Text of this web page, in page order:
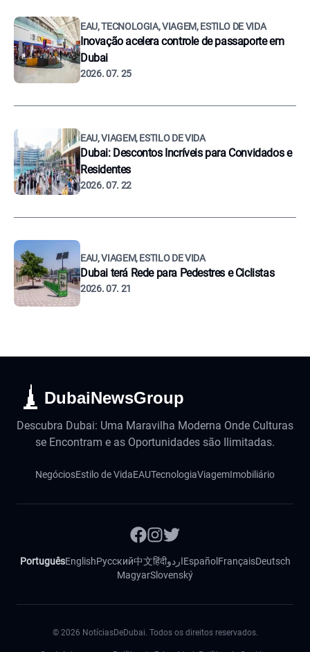
EAU, TECNOLOGIA, VIAGEM, ESTILO DE VIDA
Inovação acelera controle de passaporte em
Dubai
2026. 07. 25
EAU, VIAGEM, ESTILO DE VIDA
Dubai: Descontos Incríveis para Convidados e
Residentes
2026. 07. 22
EAU, VIAGEM, ESTILO DE VIDA
Dubai terá Rede para Pedestres e Ciclistas
2026. 07. 21
DubaiNewsGroup
Descubra Dubai: Uma Maravilha Moderna Onde Culturas
se Encontram e as Oportunidades são Ilimitadas.
NegóciosEstilo de VidaEAUTecnologiaViagemImobiliário
PortuguêsEnglishРусский中文हिंदीاردوEspañol FrançaisDeutsch
MagyarSlovenský
© 2026 NotíciasDeDubai. Todos os direitos reservados.